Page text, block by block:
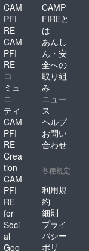
CAM
PFI
RE
CAM
PFI
RE
コ
ミュ
ニ
ティ
CAM
PFI
RE
Crea
tion
CAM
PFI
RE
for
Soci
al
Goo
CAMP
FIREと
は
あんし
ん・安
全への
取り組
み
ニュー
ス
ヘルプ
お問い
合わせ
各種規定
利用規
約
細則
プライ
バシー
ポリ